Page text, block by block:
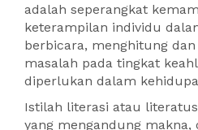
adalah seperangkat
keterampilan individu
berbicara, menghitung
masalah pada tingkat
diperlukan dalam
Istilah literasi atau
yang mengandung makna,